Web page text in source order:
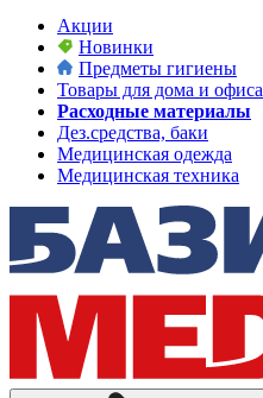
Акции
Новинки
Предметы гигиены
Товары для дома и офиса
Расходные материалы
Дез.средства, баки
Медицинская одежда
Медицинская техника